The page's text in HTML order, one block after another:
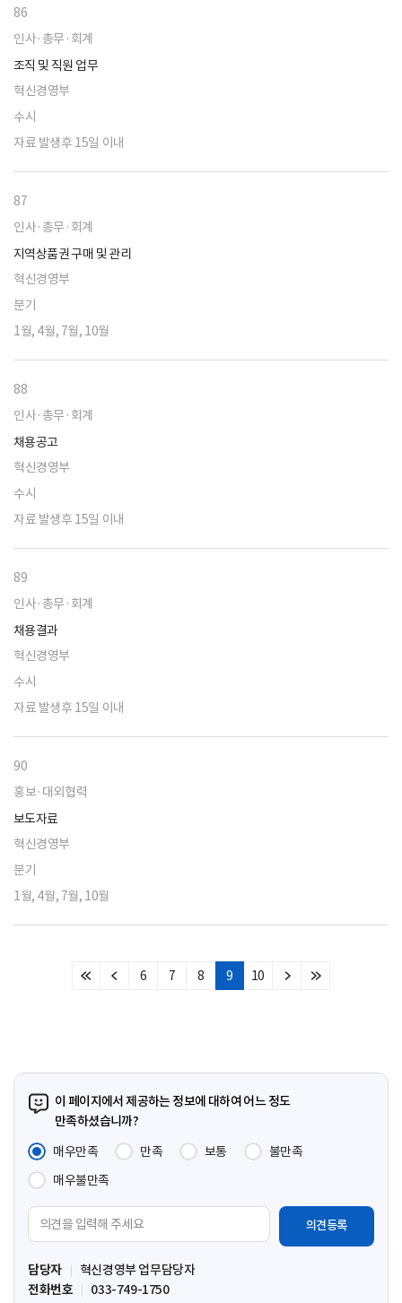
86
인사·총무·회계
조직 및 직원 업무
혁신경영부
수시
자료 발생후 15일 이내
87
인사·총무·회계
지역상품권 구매 및 관리
혁신경영부
분기
1월, 4월, 7월, 10월
88
인사·총무·회계
채용공고
혁신경영부
수시
자료 발생후 15일 이내
89
인사·총무·회계
채용결과
혁신경영부
수시
자료 발생후 15일 이내
90
홍보·대외협력
보도자료
혁신경영부
분기
1월, 4월, 7월, 10월
처
이
6 7 8 9 10
다
마
이 페이지에서 제공하는 정보에 대하여 어느 정도
만족하셨습니까?
매우만족
만족 보통
불만족
매우불만족
견
입
력
담당자
혁신경영부 업무담당자
전화번호
033-749-1750